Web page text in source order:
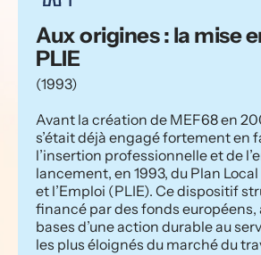
Aux origines : la mise
PLIE
(1993)
Avant la création de MEF68 en
s’était déjà engagé fortement en
l’insertion professionnelle et de
lancement, en 1993, du Plan
et l’Emploi (PLIE). Ce dispositif
financé par des fonds européens,
bases d’une action durable au
les plus éloignés du marché du